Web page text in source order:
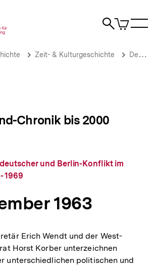
Suche
Artikel
im
Zeit- & Kulturgeschichte Deutschland-Chronik bis 2000
Chronik bis 2000
und Berlin-Konflikt im
1969
1963
Erich Wendt und der West-
Horst Korber unterzeichnen
unterschiedlichen politischen und